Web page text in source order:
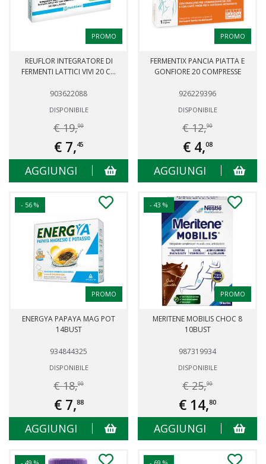
PROMO
REUFLOR INTEGRATORE DI
FERMENTI LATTICI VIVI 20 C...
903622088
DISPONIBILE
€ 19,00
€ 7,45
AGGIUNGI
PROMO
FERMENTIX PANCIA PIATTA E
GONFIORE 20 COMPRESSE
926229396
DISPONIBILE
€ 12,90
€ 4,08
AGGIUNGI
- 56 %
PROMO
ENERGYA PAPAYA MAG POT
14BUST
934844325
DISPONIBILE
€ 18,00
€ 7,88
AGGIUNGI
- 43 %
PROMO
MERITENE MOBILIS CHOC 8
10BUST
987319934
DISPONIBILE
€ 25,90
€ 14,80
AGGIUNGI